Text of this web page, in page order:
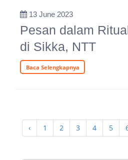
13 June 2023
Pesan dalam
di Sikka, NTT
Baca Selengkapnya
‹ 1 2 3 4 5